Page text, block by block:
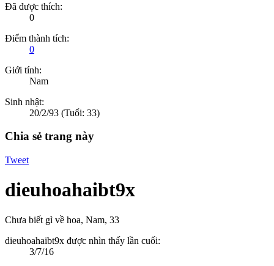
Đã được thích:
0
Điểm thành tích:
0
Giới tính:
Nam
Sinh nhật:
20/2/93 (Tuổi: 33)
Chia sẻ trang này
Tweet
dieuhoahaibt9x
Chưa biết gì về hoa, Nam, 33
dieuhoahaibt9x được nhìn thấy lần cuối:
3/7/16